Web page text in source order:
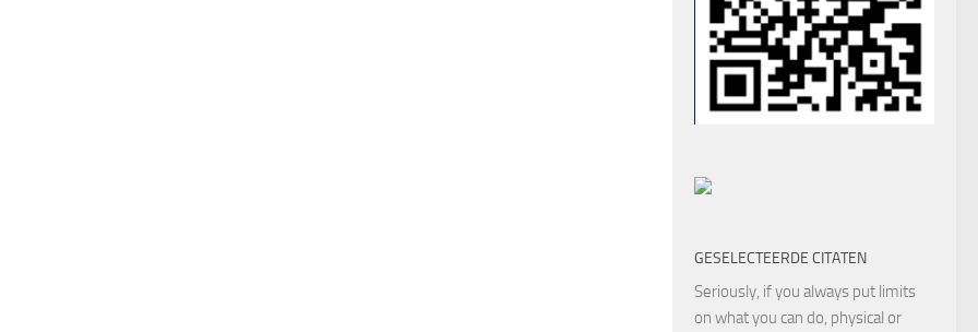
GESELECTEERDE CITATEN
Seriously, if you always put limits
on what you can do, physical or